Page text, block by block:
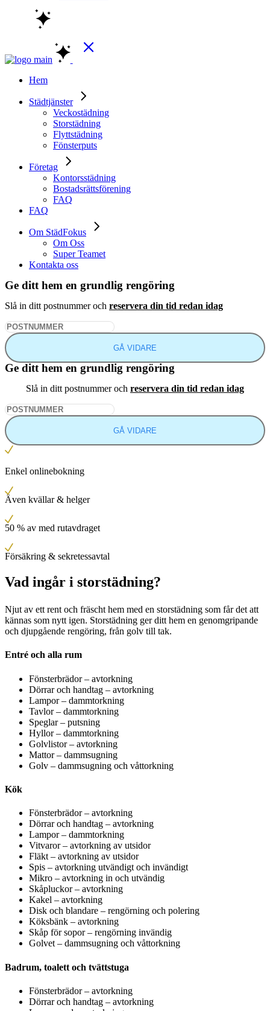
Hem
Städtjänster
Veckostädning
Storstädning
Flyttstädning
Fönsterputs
Företag
Kontorsstädning
Bostadsrättsförening
FAQ
FAQ
Om StädFokus
Om Oss
Super Teamet
Kontakta oss
Ge ditt hem en grundlig rengöring
Slå in ditt postnummer och reservera din tid redan idag
GÅ VIDARE
Ge ditt hem en grundlig rengöring
Slå in ditt postnummer och reservera din tid redan idag
GÅ VIDARE
Enkel onlinebokning
Även kvällar & helger
50 % av med rutavdraget
Försäkring & sekretessavtal
Vad ingår i storstädning?
Njut av ett rent och fräscht hem med en storstädning som får det att
kännas som nytt igen. Storstädning ger ditt hem en genomgripande
och djupgående rengöring, från golv till tak.
Entré och alla rum
Fönsterbrädor – avtorkning
Dörrar och handtag – avtorkning
Lampor – dammtorkning
Tavlor – dammtorkning
Speglar – putsning
Hyllor – dammtorkning
Golvlistor – avtorkning
Mattor – dammsugning
Golv – dammsugning och våttorkning
Kök
Fönsterbrädor – avtorkning
Dörrar och handtag – avtorkning
Lampor – dammtorkning
Vitvaror – avtorkning av utsidor
Fläkt – avtorkning av utsidor
Spis – avtorkning utvändigt och invändigt
Mikro – avtorkning in och utvändig
Skåpluckor – avtorkning
Kakel – avtorkning
Disk och blandare – rengörning och polering
Köksbänk – avtorkning
Skåp för sopor – rengörning invändig
Golvet – dammsugning och våttorkning
Badrum, toalett och tvättstuga
Fönsterbrädor – avtorkning
Dörrar och handtag – avtorkning